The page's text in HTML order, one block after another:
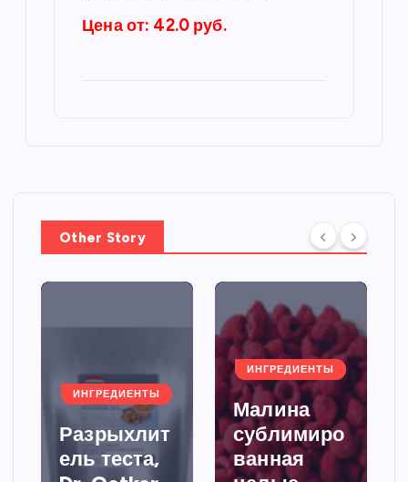
Цена от: 42.0 руб.
Other Story
ИНГРЕДИЕНТЫ
Разрыхлит
ель теста,
ИНГРЕДИЕНТЫ
Малина
сублимиро
ванная